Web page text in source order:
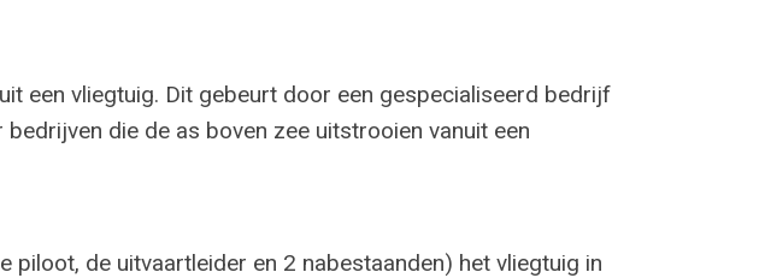
een vliegtuig. Dit gebeurt door een gespecialiseerd bedrijf
die de as boven zee uitstrooien vanuit een
de uitvaartleider en 2 nabestaanden) het vliegtuig in